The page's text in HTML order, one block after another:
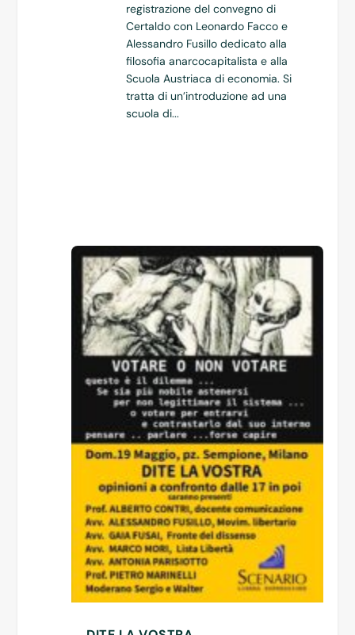
registrazione del convegno di
Certaldo con Leonardo Facco e
Alessandro Fusillo dedicato alla
filosofia anarcocapitalista e alla
Scuola Austriaca di economia. Si
tratta di un’introduzione ad una
scuola di...